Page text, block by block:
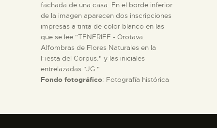
fachada de una casa. En el borde inferior
de la imagen aparecen dos inscripciones
impresas a tinta de color blanco en las
que se lee "TENERIFE - Orotava.
Alfombras de Flores Naturales en la
Fiesta del Corpus." y las iniciales
entrelazadas "JG."
Fondo fotográfico: Fotografía histórica